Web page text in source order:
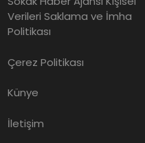
Verileri Saklama ve İmha
Politikası
Çerez Politikası
Künye
İletişim